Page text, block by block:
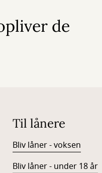
de
Til lånere
Bliv låner - voksen
Bliv låner - under 18 år